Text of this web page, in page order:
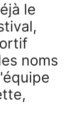
le
noms